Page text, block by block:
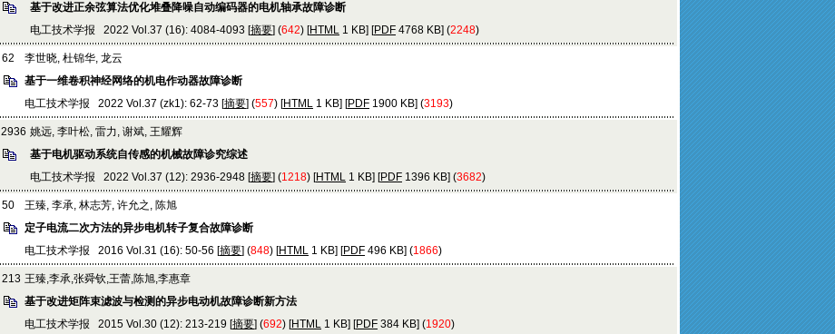
基于改进正余弦算法优化堆叠降噪自动编码器的电机轴承故障诊断
电工技术学报 2022 Vol.37 (16): 4084-4093 [摘要] (642) [HTML 1 KB] [PDF 4768 KB] (2248)
62
李世晓, 杜锦华, 龙云
基于一维卷积神经网络的机电作动器故障诊断
电工技术学报 2022 Vol.37 (zk1): 62-73 [摘要] (557) [HTML 1 KB] [PDF 1900 KB] (3193)
2936 姚远, 李叶松, 雷力, 谢斌, 王耀辉
基于电机驱动系统自传感的机械故障诊究综述
电工技术学报 2022 Vol.37 (12): 2936-2948 [摘要] (1218) [HTML 1 KB] [PDF 1396 KB] (3682)
50
王臻, 李承, 林志芳, 许允之, 陈旭
定子电流二次方法的异步电机转子复合故障诊断
电工技术学报 2016 Vol.31 (16): 50-56 [摘要] (848) [HTML 1 KB] [PDF 496 KB] (1866)
213 王臻,李承,张舜钦,王蕾,陈旭,李惠章
基于改进矩阵束滤波与检测的异步电动机故障诊断新方法
电工技术学报 2015 Vol.30 (12): 213-219 [摘要] (692) [HTML 1 KB] [PDF 384 KB] (1920)